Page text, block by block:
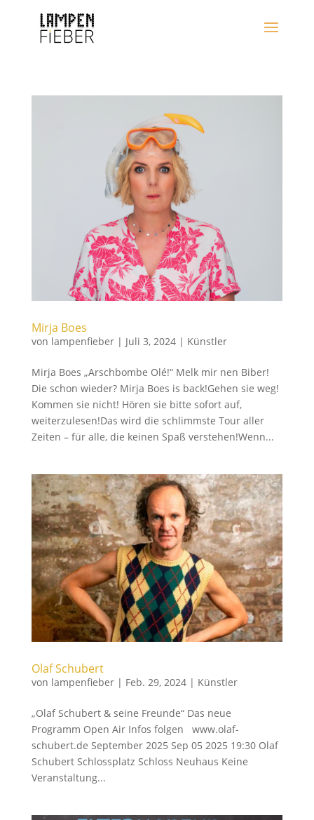
Mirja Boes
von lampenfieber| Juli 3, 2024| Künstler
Mirja Boes „Arschbombe Olé!“ Melk mir nen Biber!
Die schon wieder? Mirja Boes is back!Gehen sie weg!
Kommen sie nicht! Hören sie bitte sofort auf,
weiterzulesen!Das wird die schlimmste Tour aller
Zeiten – für alle, die keinen Spaß verstehen!Wenn...
Olaf Schubert
von lampenfieber| Feb. 29, 2024| Künstler
„Olaf Schubert & seine Freunde“ Das neue
Programm Open Air Infos folgen www.olaf-
schubert.de September 2025 Sep 05 2025 19:30 Olaf
Schubert Schlossplatz Schloss Neuhaus Keine
Veranstaltung...